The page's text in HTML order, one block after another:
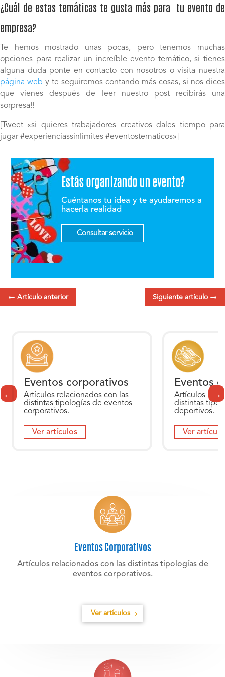
¿Cuál de estas temáticas te gusta más para tu evento de
empresa?
Te hemos mostrado unas pocas, pero tenemos muchas
opciones para realizar un increíble evento temático, si tienes
alguna duda ponte en contacto con nosotros o visita nuestra
página web y te seguiremos contando más cosas, si nos dices
que vienes después de leer nuestro post recibirás una
sorpresa!!
[Tweet «si quieres trabajadores creativos dales tiempo para
jugar #experienciassinlimites #eventostematicos»]
Estás organizando un evento?
Cuéntanos tu idea y te ayudaremos a
hacerla realidad
Consultar servicio
← Artículo anterior Siguiente artículo→
Eventos corporativos
Artículos relacionados con las
distintas tipologías de eventos
corporativos.
Ver artículos
Eventos
Artículos
distintas
deportivos.
Ver
Eventos Corporativos
Artículos relacionados con las distintas tipologías de
eventos corporativos.
Ver artículos